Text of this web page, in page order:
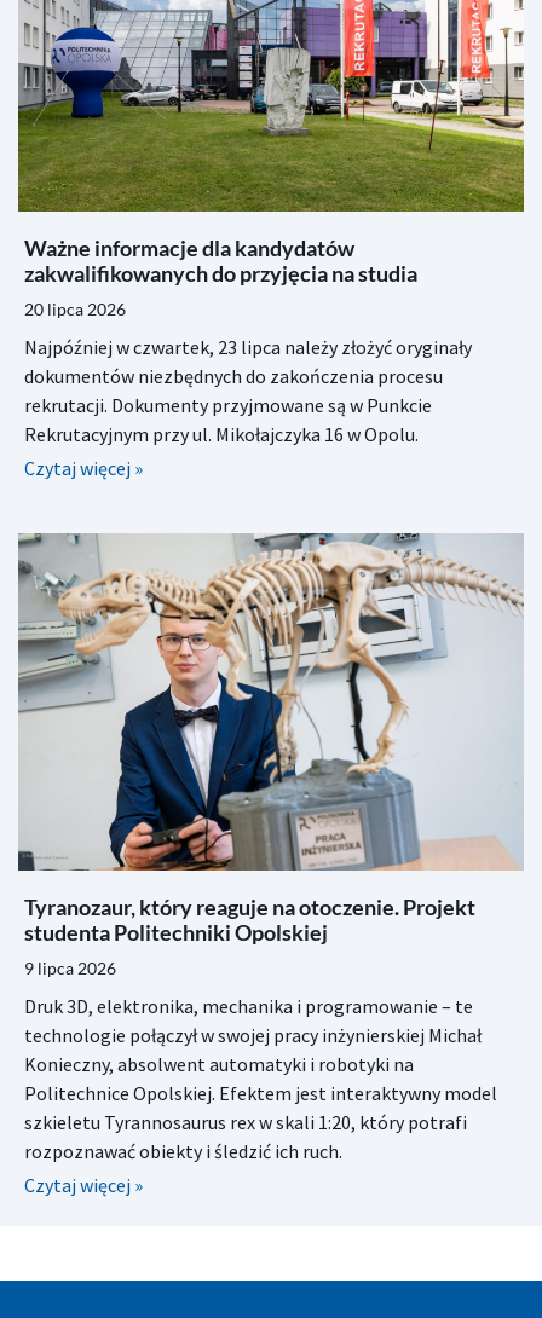
Ważne informacje dla kandydatów
zakwalifikowanych do przyjęcia na studia
20 lipca 2026
Najpóźniej w czwartek, 23 lipca należy złożyć oryginały
dokumentów niezbędnych do zakończenia procesu
rekrutacji. Dokumenty przyjmowane są w Punkcie
Rekrutacyjnym przy ul. Mikołajczyka 16 w Opolu.
Czytaj więcej »
Tyranozaur, który reaguje na otoczenie. Projekt
studenta Politechniki Opolskiej
9 lipca 2026
Druk 3D, elektronika, mechanika i programowanie – te
technologie połączył w swojej pracy inżynierskiej Michał
Konieczny, absolwent automatyki i robotyki na
Politechnice Opolskiej. Efektem jest interaktywny model
szkieletu Tyrannosaurus rex w skali 1:20, który potrafi
rozpoznawać obiekty i śledzić ich ruch.
Czytaj więcej »